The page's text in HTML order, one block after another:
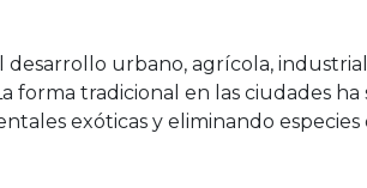
urbano, agrícola,
forma tradicional en las ciudades ha
exóticas y eliminando especies